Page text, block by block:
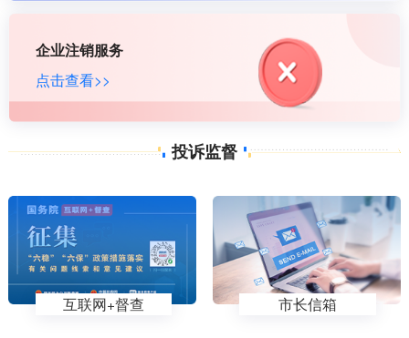
企业注销服务
点击查看>>
投诉监督
互联网+督查 市长信箱